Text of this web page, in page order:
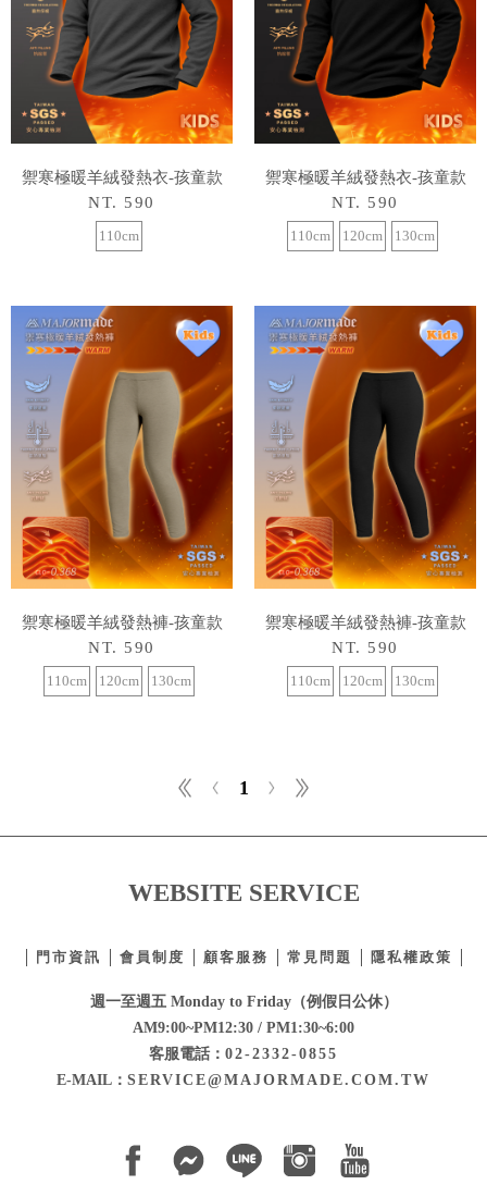
禦寒極暖羊絨發熱衣-孩童款
NT. 590
110cm
禦寒極暖羊絨發熱衣-孩童款
NT. 590
110cm 120cm 130cm
禦寒極暖羊絨發熱褲-孩童款
NT. 590
110cm 120cm 130cm
禦寒極暖羊絨發熱褲-孩童款
NT. 590
110cm 120cm 130cm
1
WEBSITE SERVICE
門市資訊 會員制度 顧客服務 常見問題 隱私權政策
週一至週五 Monday to Friday（例假日公休）
AM9:00~PM12:30 / PM1:30~6:00
客服電話： 02-2332-0855
E-MAIL： SERVICE@MAJORMADE.COM.TW